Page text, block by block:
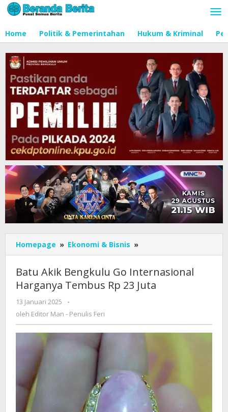
Lewati
ke
Home Politik & Pemerintahan Hukum & Kriminal
Homepage » Ekonomi & Bisnis »
Akik
Go
Internasional
Batu Akik Bengkulu Go Internasional
Harganya Tembus Rp 23 Juta
13 Januari 2025
oleh
Editor
-
oleh Editor Man - Penulis Feri